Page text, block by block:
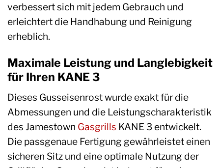
verbessert sich mit jedem Gebrauch und
erleichtert die Handhabung und Reinigung
erheblich.
Maximale Leistung und Langlebigkeit
für Ihren KANE 3
Dieses Gusseisenrost wurde exakt für die
Abmessungen und die Leistungscharakteristik
des Jamestown Gasgrills KANE 3 entwickelt.
Die passgenaue Fertigung gewährleistet einen
sicheren Sitz und eine optimale Nutzung der